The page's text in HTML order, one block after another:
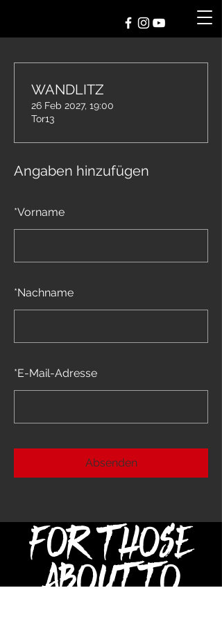
Angaben hinzufügen
*Vorname
*Nachname
*E-Mail-Adresse
Absenden
WANDLITZ
26 Feb 2027, 19:00
Tor13
FOR THOSE
ABOUT TO